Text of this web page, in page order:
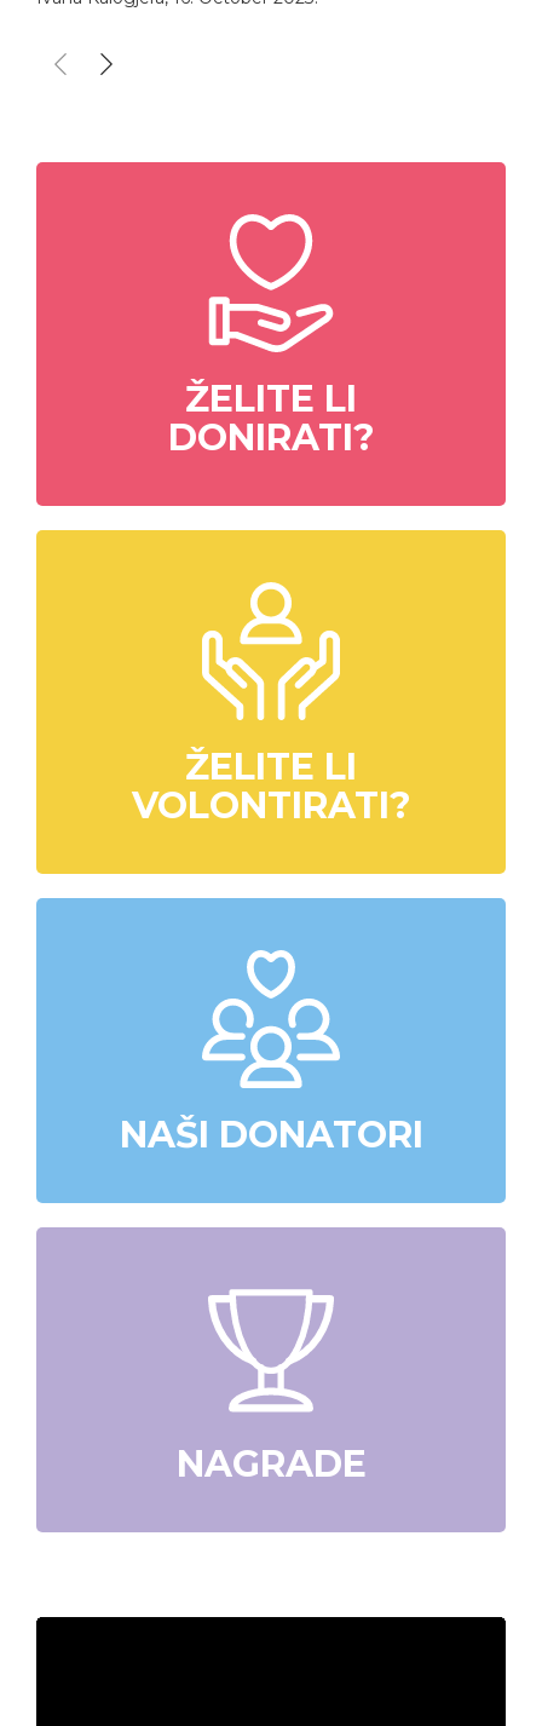
ŽELITE LI
DONIRATI?
ŽELITE LI
VOLONTIRATI?
NAŠI DONATORI
NAGRADE